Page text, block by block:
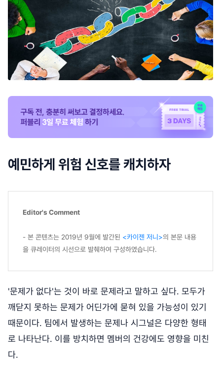
예민하게 위험 신호를 캐치하자
Editor's Comment
- 본 콘텐츠는 2019년 9월에 발간된 <카이젠 저니>의 본문 내용
을 큐레이터의 시선으로 발췌하여 구성하였습니다.
'문제가 없다'는 것이 바로 문제라고 말하고 싶다. 모두가
깨닫지 못하는 문제가 어딘가에 묻혀 있을 가능성이 있기
때문이다. 팀에서 발생하는 문제나 시그널은 다양한 형태
로 나타난다. 이를 방치하면 멤버의 건강에도 영향을 미친
다.